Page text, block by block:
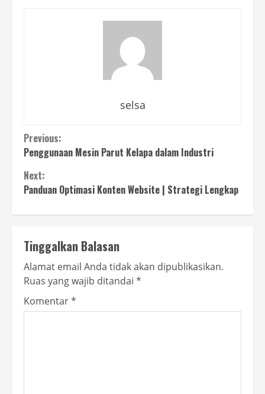
selsa
Continue
Reading
Previous:
Penggunaan Mesin Parut Kelapa dalam Industri
Next:
Panduan Optimasi Konten Website | Strategi Lengkap
Tinggalkan Balasan
Alamat email Anda tidak akan dipublikasikan.
Ruas yang wajib ditandai *
Komentar*